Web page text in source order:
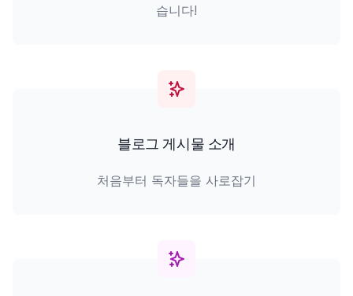
습니다!
블로그 게시물 소개
처음부터 독자들을 사로잡기